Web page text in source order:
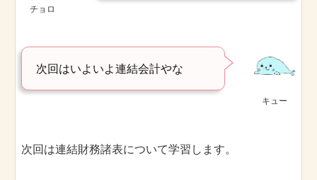
チョロ
キュー
次回はいよいよ連結会計やな
次回は連結財務諸表について学習します。